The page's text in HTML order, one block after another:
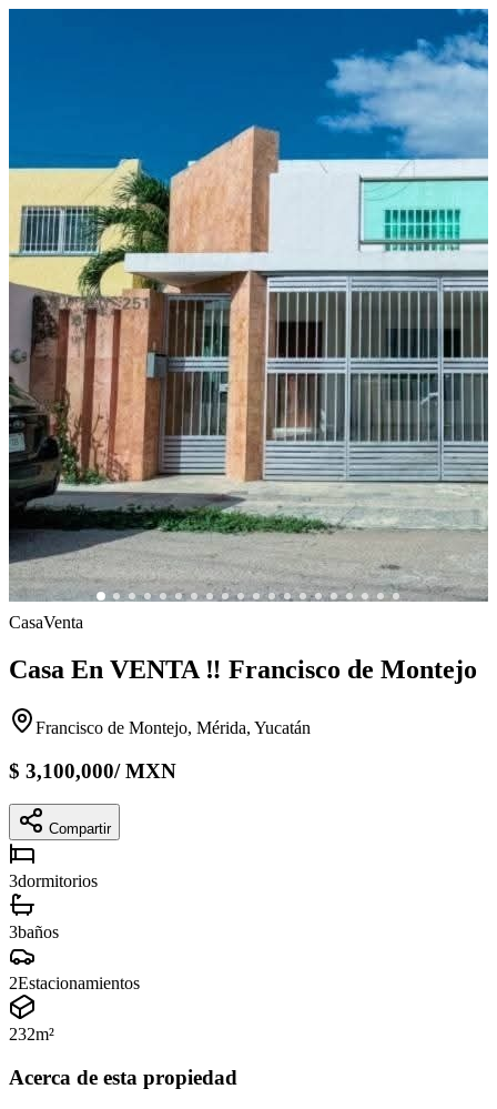
CasaVenta
Casa En VENTA ‼️ Francisco de Montejo
Francisco de Montejo, Mérida, Yucatán
$ 3,100,000/MXN
Compartir
3dormitorios
3baños
2Estacionamientos
232m²
Acerca de esta propiedad